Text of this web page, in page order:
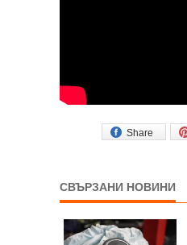
Share
СВЪРЗАНИ НОВИНИ